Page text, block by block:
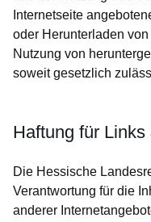
Internetseite
oder Herunterladen
Nutzung von
soweit gesetzlich
Haftung für
Die Hessische
Verantwortung für die
anderer